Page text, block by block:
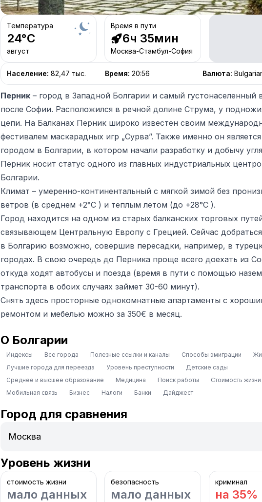
Температура
24°C
август
Время в пути
6ч 35мин
Москва-Стамбул-София
Население: 82,47 тыс. Время: 20:56 Валюта:
Перник – город в Западной Болгарии и самый густонаселенный
после Софии. Расположился в речной долине Струма, у
цепи. На Балканах Перник широко известен своим
фестивалем маскарадных игр „Сурва”. Также именно он
городом в Болгарии, в котором начали разработку и добычу
Перник носит статус одного из главных индустриальных
Болгарии.
Климат – умеренно-континентальный с мягкой зимой без
ветров (в среднем +2°С ) и теплым летом (до +28°С ).
Город находится на одном из старых балканских торговых
связывающем Центральную Европу с Грецией. Сейчас
в Болгарию возможно, совершив пересадки, например, в
городах. В свою очередь до Перника проще всего доехать из
откуда ходят автобусы и поезда (время в пути с помощью
транспорта в обоих случаях займет 30-60 минут).
Снять здесь просторные однокомнатные апартаменты с
ремонтом и мебелью можно за 350€ в месяц.
О Болгарии
Индексы Все города Полезные ссылки и каналы Способы эмиграции
Лучшие города для переезда
Уровень преступности
Детские сады
Среднее и высшее образование
Медицина Поиск работы
Стоимость жизни
Мобильная связь
Бизнес Налоги Банки Дайджест
Город для сравнения
Уровень жизни
стоимость жизни
мало данных
безопасность
мало данных
криминал
на 35%